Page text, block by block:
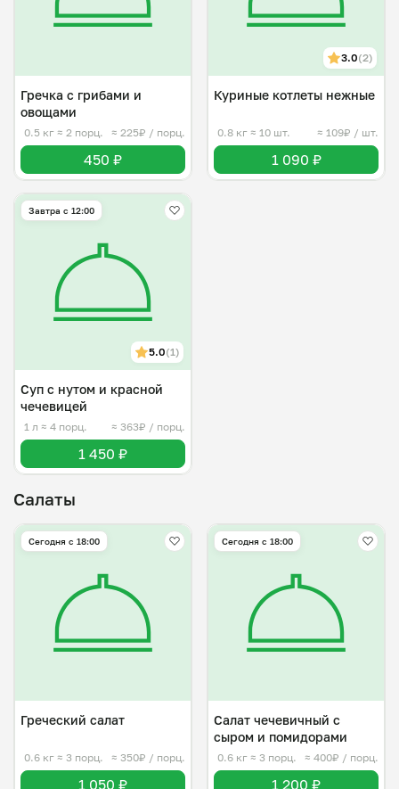
Гречка с грибами и
овощами
0.5 кг ≈ 2 порц. ≈ 225₽ / порц.
450 ₽
3.0(2)
Куриные котлеты нежные
0.8 кг ≈ 10 шт. ≈ 109₽ / шт.
1 090 ₽
Завтра c 12:00
5.0(1)
Суп с нутом и красной
чечевицей
1 л ≈ 4 порц. ≈ 363₽ / порц.
1 450 ₽
Салаты
Сегодня с 18:00
Греческий салат
0.6 кг ≈ 3 порц. ≈ 350₽ / порц.
1 050 ₽
Сегодня с 18:00
Салат чечевичный с
сыром и помидорами
0.6 кг ≈ 3 порц. ≈ 400₽ / порц.
1 200 ₽